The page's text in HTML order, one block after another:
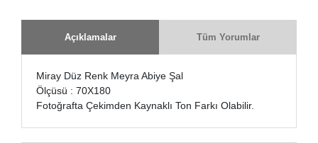
Açıklamalar Tüm Yorumlar
Miray Düz Renk Meyra Abiye Şal
Ölçüsü : 70X180
Fotoğrafta Çekimden Kaynaklı Ton Farkı Olabilir.